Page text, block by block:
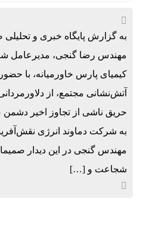
به گزارش پایگاه خبری و تحلیلی
مهندس رضا گنجی، مدیرعامل
کیمیای پارس خاورمیانه، با
آتش‌نشانی مجتمع، از
حریق ناشی از تجاوز اخیر دشمن
به شرکت دماوند انرژی
مهندس گنجی در این دیدار
شجاعت و […]